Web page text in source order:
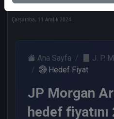
Çarşamba, 11 Aralık 2024
Ana Sayfa J. P.
Hedef Fiyat
JP Morgan
hedef fiyatını